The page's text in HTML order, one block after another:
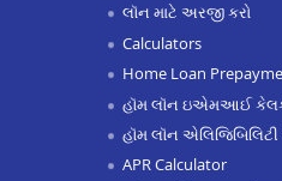
લૉન માટે અરજી કરો
Calculators
Home Loan
હૉમ લૉન ઇએમઆઈ
હૉમ લૉન
APR Calculator